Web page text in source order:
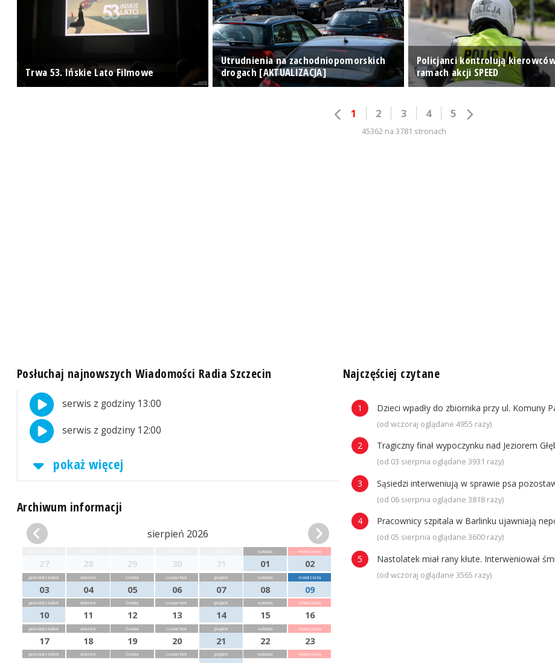
Trwa 53. Ińskie Lato Filmowe
Utrudnienia na zachodniopomorskich
drogach [AKTUALIZACJA]
Policjanci kontrolują
ramach akcji SPEED
1 2 3 4 5
45362 na 3781 stronach
Posłuchaj najnowszych Wiadomości Radia Szczecin
serwis z godziny 13:00
serwis z godziny 12:00
pokaż więcej
Archiwum informacji
sierpień 2026
27 28 29 30 31
sobota
01
niedziela
02
poniedziałek
03
wtorek
04
środa
05
czwartek
06
piątek
07
sobota
08
niedziela
09
poniedziałek
10
wtorek
11
środa
12
czwartek
13
piątek
14
sobota
15
niedziela
16
poniedziałek
17
wtorek
18
środa
19
czwartek
20
piątek
21
sobota
22
niedziela
23
poniedziałek wtorek środa czwartek piątek sobota niedziela
Najczęściej czytane
Dzieci wpadły do zbiornika przy ul. Komuny
(od wczoraj oglądane 4955 razy)
Tragiczny finał wypoczynku nad Jeziorem
(od 03 sierpnia oglądane 3931 razy)
Sąsiedzi interweniują w sprawie psa
(od 06 sierpnia oglądane 3818 razy)
Pracownicy szpitala w Barlinku ujawniają
(od 05 sierpnia oglądane 3600 razy)
Nastolatek miał rany kłute. Interweniował
(od wczoraj oglądane 3565 razy)